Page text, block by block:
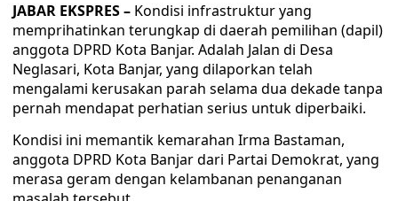
JABAR EKSPRES – Kondisi infrastruktur yang
memprihatinkan terungkap di daerah pemilihan (dapil)
anggota DPRD Kota Banjar. Adalah Jalan di Desa
Neglasari, Kota Banjar, yang dilaporkan telah
mengalami kerusakan parah selama dua dekade tanpa
pernah mendapat perhatian serius untuk diperbaiki.
Kondisi ini memantik kemarahan Irma Bastaman,
anggota DPRD Kota Banjar dari Partai Demokrat, yang
merasa geram dengan kelambanan penanganan